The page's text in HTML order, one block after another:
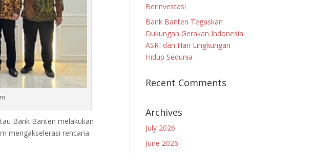
Bank Banten melakukan
mengakselerasi rencana
Berinvestasi
Bank Banten Tegaskan
Dukungan Gerakan Indonesia
ASRI dan Hari Lingkungan
Hidup Sedunia
Recent Comments
Archives
July 2026
June 2026